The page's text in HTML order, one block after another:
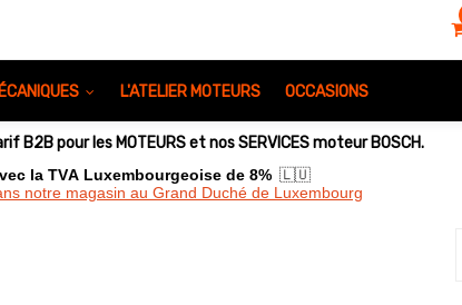
L'ATELIER MOTEURS OCCASIONS
pour les MOTEURS et nos SERVICES moteur BOSCH.
la TVA Luxembourgeoise de 8% 🇱🇺
notre magasin au Grand Duché de Luxembourg